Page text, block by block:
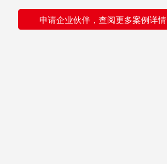
申请企业伙伴，查阅更多案例详情